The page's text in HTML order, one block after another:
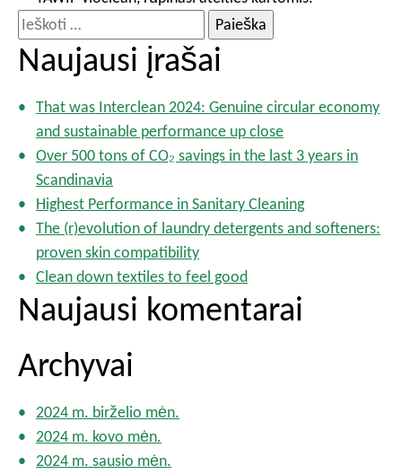
e
šNaujausi įrašai
That was Interclean 2024: Genuine circular economy
and sustainable performance up close
Over 500 tons of CO₂ savings in the last 3 years in
Scandinavia
Highest Performance in Sanitary Cleaning
The (r)evolution of laundry detergents and softeners:
proven skin compatibility
Clean down textiles to feel good
Naujausi komentarai
Archyvai
2024 m. birželio mėn.
2024 m. kovo mėn.
2024 m. sausio mėn.